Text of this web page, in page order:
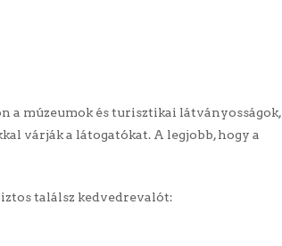
a múzeumok és turisztikai látványosságok,
várják a látogatókat. A legjobb, hogy a
találsz kedvedrevalót: